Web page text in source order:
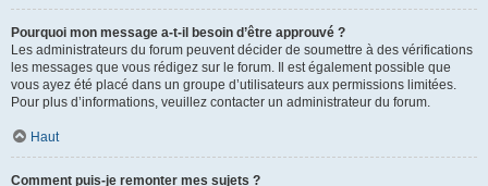
Pourquoi mon message a-t-il besoin d’être approuvé ?
Les administrateurs du forum peuvent décider de soumettre à des vérifications
les messages que vous rédigez sur le forum. Il est également possible que
vous ayez été placé dans un groupe d’utilisateurs aux permissions limitées.
Pour plus d’informations, veuillez contacter un administrateur du forum.
Haut
Comment puis-je remonter mes sujets ?